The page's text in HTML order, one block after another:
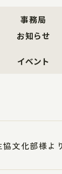
事務局
お知らせ
イベント
文化部様よ